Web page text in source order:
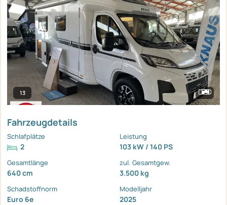
13
Fahrzeugdetails
Schlafplätze
2
Leistung
103 kW / 140 PS
Gesamtlänge
640 cm
zul. Gesamtgew.
3.500 kg
Schadstoffnorm
Euro 6e
Modelljahr
2025